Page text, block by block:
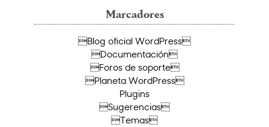
Marcadores
Blog oficial WordPress
Documentación
Foros de soporte
Planeta WordPress
Plugins
Sugerencias
Temas